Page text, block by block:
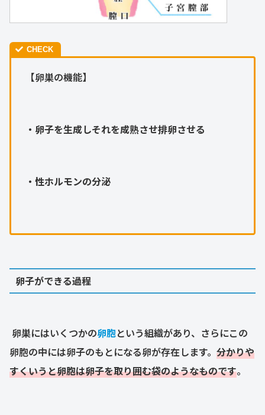
【卵巣の機能】
・卵子を生成しそれを成熟させ排卵させる
・性ホルモンの分泌
卵子ができる過程
卵巣にはいくつかの卵胞という組織があり、さらにこの
卵胞の中には卵子のもとになる卵が存在します。 分かりや
すくいうと卵胞は卵子を取り囲む袋のようなものです。